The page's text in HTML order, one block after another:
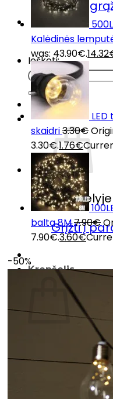
Prekių
Kontaktai
Ieškoti:
Grįžti į
Krepšelis
Krepšelyje nėra
Grįžti į parduotuvę
Kalėdinės
was: 43.90€.14.32
skaidri3.30€
3.30€.1.76€
balta 8M7.90€
7.90€.3.60€
-50%